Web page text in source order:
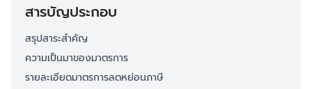
สารบัญประกอบ
สรุปสาระสำคัญ
ความเป็นมาของมาตรการ
รายละเอียดมาตรการลดหย่อนภาษี